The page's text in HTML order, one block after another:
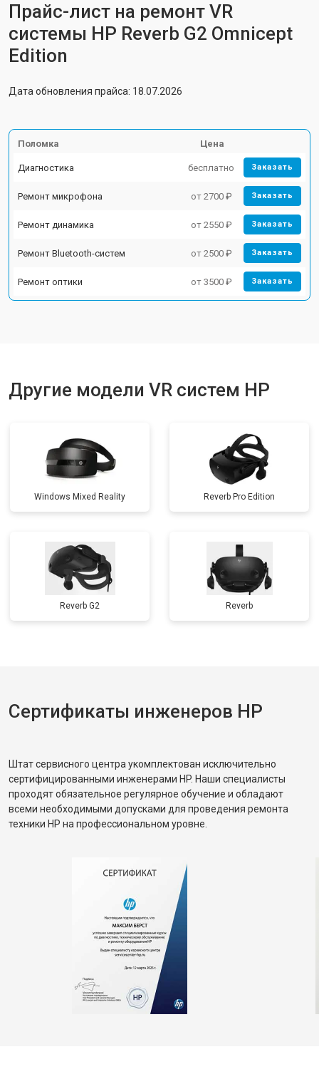
Прайс-лист на ремонт VR
системы HP Reverb G2 Omnicept
Edition
Дата обновления прайса: 18.07.2026
Поломка Цена
Диагностика бесплатно Заказать
Ремонт микрофона от 2700 ₽ Заказать
Ремонт динамика от 2550 ₽ Заказать
Ремонт Bluetooth-систем от 2500 ₽ Заказать
Ремонт оптики от 3500 ₽ Заказать
Другие модели VR систем HP
Windows Mixed Reality Reverb Pro Edition
Reverb G2 Reverb
Сертификаты инженеров HP
Штат сервисного центра укомплектован исключительно
сертифицированными инженерами HP. Наши специалисты
проходят обязательное регулярное обучение и обладают
всеми необходимыми допусками для проведения ремонта
техники HP на профессиональном уровне.